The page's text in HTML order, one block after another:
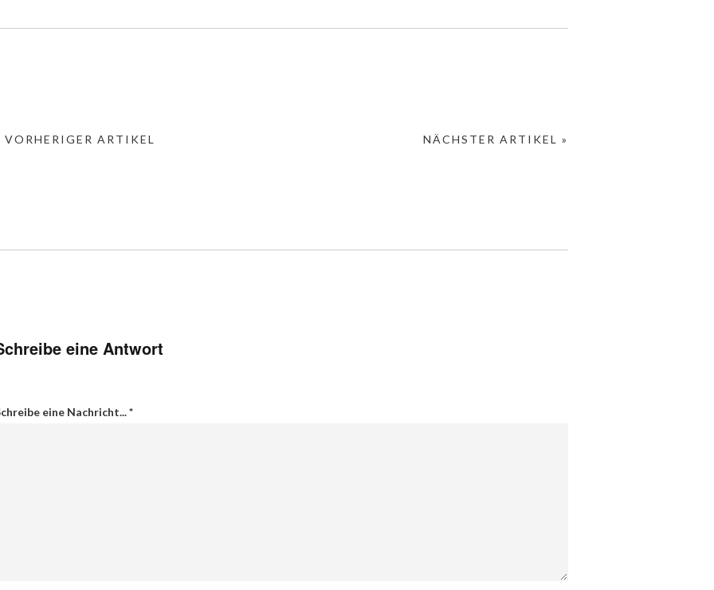
NÄCHSTER ARTIKEL »
VORHERIGER ARTIKEL
eine Antwort
eine Nachricht...*